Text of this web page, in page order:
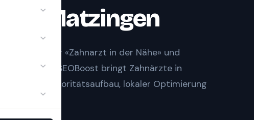
inMatzingen
Notfall» oder «Zahnarzt in der Nähe» und
Treffern.
SEOBoost bringt Zahnärzte in
Autoritätsaufbau, lokaler Optimierung